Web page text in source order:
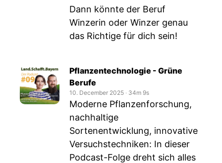
Dann könnte der Beruf
Winzerin oder Winzer genau
das Richtige für dich sein!
Pflanzentechnologie - Grüne
Berufe
10. December 2025 ‧ 34m 9s
Moderne Pflanzenforschung,
nachhaltige
Sortenentwicklung, innovative
Versuchstechniken: In dieser
Podcast-Folge dreht sich alles